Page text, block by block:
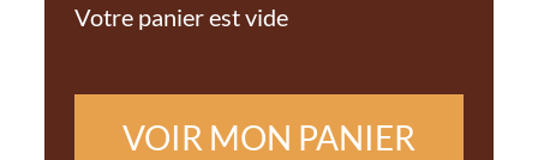
Votre panier est vide
VOIR MON PANIER